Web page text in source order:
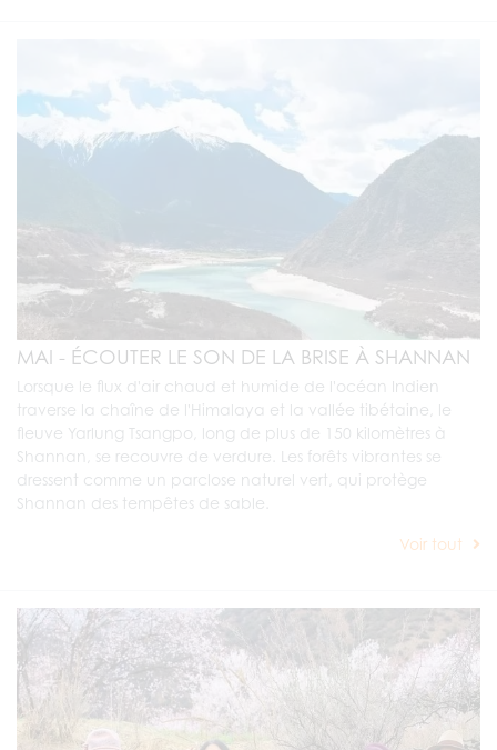
MAI - ÉCOUTER LE SON DE LA BRISE À SHANNAN
Lorsque le flux d'air chaud et humide de l'océan Indien
traverse la chaîne de l'Himalaya et la vallée tibétaine, le
fleuve Yarlung Tsangpo, long de plus de 150 kilomètres à
Shannan, se recouvre de verdure. Les forêts vibrantes se
dressent comme un parclose naturel vert, qui protège
Shannan des tempêtes de sable.
Voir tout